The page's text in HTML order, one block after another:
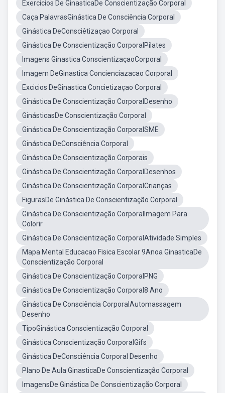
Exercicios De GinasticaDe Conscientização Corporal
Caça PalavrasGinástica De Consciência Corporal
Ginástica DeConsciêtizaçao Corporal
Ginástica De Conscientização CorporalPilates
Imagens Ginastica ConscientizaçaoCorporal
Imagem DeGinastica Concienciazacao Corporal
Excicios DeGinastica Concietizaçao Corporal
Ginástica De Conscientização CorporalDesenho
GinásticasDe Conscientização Corporal
Ginástica De Conscientização CorporalSME
Ginástica DeConsciência Corporal
Ginástica De Conscientização Corporais
Ginástica De Conscientização CorporalDesenhos
Ginástica De Conscientização CorporalCrianças
FigurasDe Ginástica De Conscientização Corporal
Ginástica De Conscientização CorporalImagem Para
Colorir
Ginástica De Conscientização CorporalAtividade Simples
Mapa Mental Educacao Fisica Escolar 9Anoa GinasticaDe
Conscientização Corporal
Ginástica De Conscientização CorporalPNG
Ginástica De Conscientização Corporal8 Ano
Ginástica De Consciência CorporalAutomassagem
Desenho
TipoGinástica Conscientização Corporal
Ginástica Conscientização CorporalGifs
Ginástica DeConsciência Corporal Desenho
Plano De Aula GinasticaDe Conscientização Corporal
ImagensDe Ginástica De Conscientização Corporal